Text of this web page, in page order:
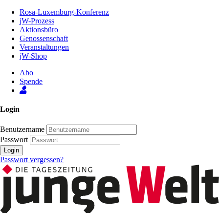
Inhalt
Seite
Rosa-Luxemburg-Konferenz
jW-Prozess
Aktionsbüro
Genossenschaft
Veranstaltungen
jW-Shop
Abo
Spende
Login
Benutzername
Passwort
Login
Passwort vergessen?